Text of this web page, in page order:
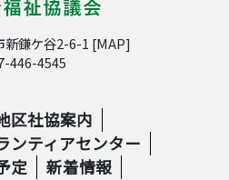
新鎌ケ谷2-6-1 [MAP]
446-4545
区社協案内
ンティアセンター
定
新着情報